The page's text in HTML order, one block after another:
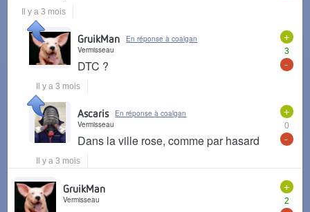
Il y a 3 mois
+
3
-
GruikMan
En réponse à coalgan
Vermisseau
DTC ?
Il y a 3 mois
+
0
-
Ascaris
En réponse à coalgan
Vermisseau
Dans la ville rose, comme par hasard
Il y a 3 mois
+
2
GruikMan
Vermisseau